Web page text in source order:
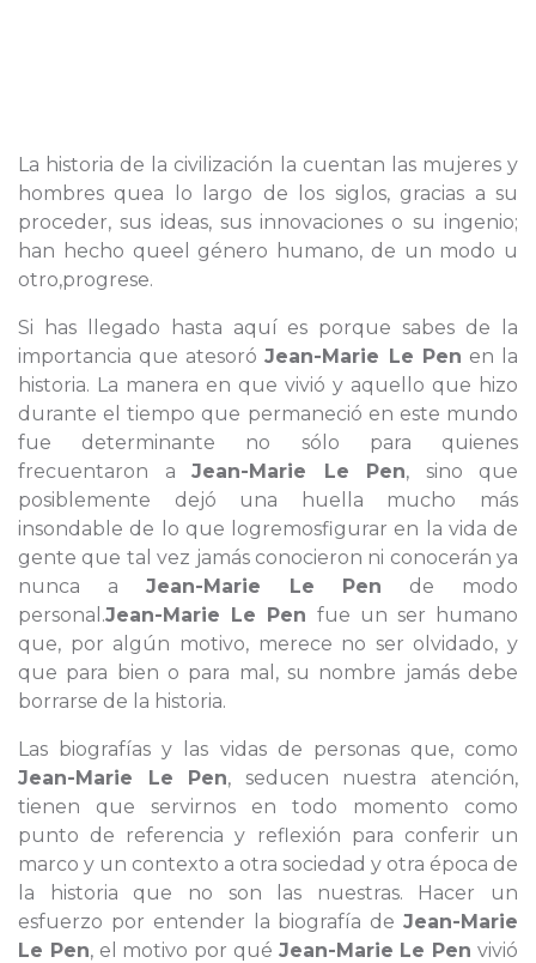
La historia de la civilización la cuentan las mujeres y
hombres quea lo largo de los siglos, gracias a su
proceder, sus ideas, sus innovaciones o su ingenio;
han hecho queel género humano, de un modo u
otro,progrese.
Si has llegado hasta aquí es porque sabes de la
importancia que atesoróJean-Marie Le Pen en la
historia. La manera en que vivió y aquello que hizo
durante el tiempo que permaneció en este mundo
fue determinante no sólo para quienes
frecuentaron a Jean-Marie Le Pen, sino que
posiblemente dejó una huella mucho más
insondable de lo que logremosfigurar en la vida de
gente que tal vez jamás conocieron ni conocerán ya
nunca a Jean-Marie Le Pen de modo
personal.Jean-Marie Le Pen fue un ser humano
que, por algún motivo, merece no ser olvidado, y
que para bien o para mal, su nombre jamás debe
borrarse de la historia.
Las biografías y las vidas de personas que, como
Jean-Marie Le Pen, seducen nuestra atención,
tienen que servirnos en todo momento como
punto de referencia y reflexión para conferir un
marco y un contexto a otra sociedad y otra época de
la historia que no son las nuestras. Hacer un
esfuerzo por entender la biografía de Jean-Marie
Le Pen, el motivo por qué Jean-Marie Le Pen vivió